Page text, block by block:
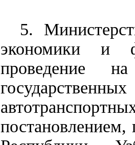
5.
экономики и
проведение